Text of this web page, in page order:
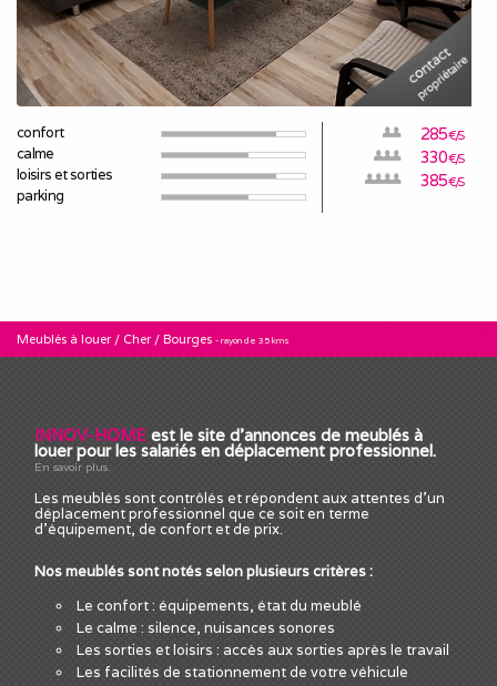
confort
calme
loisirs et sorties
parking
285€/S
330€/S
385€/S
Meublés à louer/ Cher/ Bourges - rayon de 35 kms
INNOV-HOME est le site d'annonces de meublés à
louer pour les salariés en déplacement professionnel.
En savoir plus.
Les meublés sont contrôlés et répondent aux attentes d'un
déplacement professionnel que ce soit en terme
d'équipement, de confort et de prix.
Nos meublés sont notés selon plusieurs critères :
Le confort : équipements, état du meublé
Le calme : silence, nuisances sonores
Les sorties et loisirs : accès aux sorties après le travail
Les facilités de stationnement de votre véhicule